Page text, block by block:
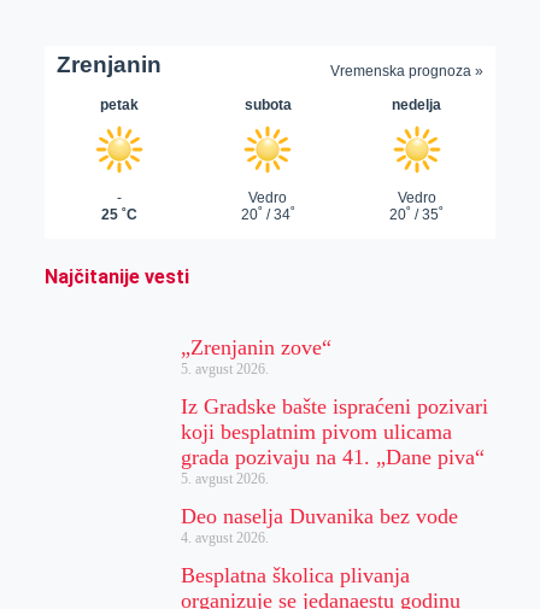
Najčitanije vesti
„Zrenjanin zove“
5. avgust 2026.
Iz Gradske bašte ispraćeni pozivari
koji besplatnim pivom ulicama
grada pozivaju na 41. „Dane piva“
5. avgust 2026.
Deo naselja Duvanika bez vode
4. avgust 2026.
Besplatna školica plivanja
organizuje se jedanaestu godinu